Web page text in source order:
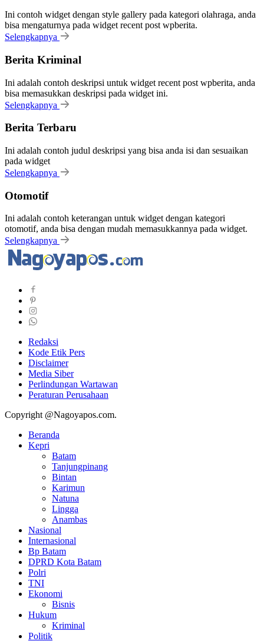
Ini contoh widget dengan style gallery pada kategori olahraga, anda
bisa mengaturnya pada widget recent post wpberita.
Selengkapnya
Berita Kriminal
Ini adalah contoh deskripsi untuk widget recent post wpberita, anda
bisa memasukkan deskripsi pada widget ini.
Selengkapnya
Berita Terbaru
Ini adalah contoh judul deskripsi yang bisa anda isi dan sesuaikan
pada widget
Selengkapnya
Otomotif
Ini adalah contoh keterangan untuk widget dengan kategori
otomotif, anda bisa dengan mudah memasukkannya pada widget.
Selengkapnya
Redaksi
Kode Etik Pers
Disclaimer
Media Siber
Perlindungan Wartawan
Peraturan Perusahaan
Copyright @Nagoyapos.com.
Beranda
Kepri
Batam
Tanjungpinang
Bintan
Karimun
Natuna
Lingga
Anambas
Nasional
Internasional
Bp Batam
DPRD Kota Batam
Polri
TNI
Ekonomi
Bisnis
Hukum
Kriminal
Politik